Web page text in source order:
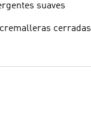
suaves
cerradas